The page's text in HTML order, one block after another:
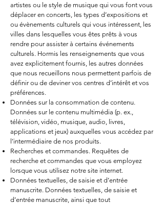
artistes ou le style de musique qui vous font vous
déplacer en concerts, les types d’expositions et
ou évènements culturels qui vous intéressent, les
villes dans lesquelles vous êtes prêts à vous
rendre pour assister à certains événements
culturels. Hormis les renseignements que vous
avez explicitement fournis, les autres données
que nous recueillons nous permettent parfois de
définir ou de deviner vos centres d’intérêt et vos
préférences.
Données sur la consommation de contenu.
Données sur le contenu multimédia (p. ex.,
télévision, vidéo, musique, audio, livres,
applications et jeux) auxquelles vous accédez par
l’intermédiaire de nos produits.
Recherches et commandes. Requêtes de
recherche et commandes que vous employez
lorsque vous utilisez notre site internet.
Données textuelles, de saisie et d’entrée
manuscrite. Données textuelles, de saisie et
d’entrée manuscrite, ainsi que tout